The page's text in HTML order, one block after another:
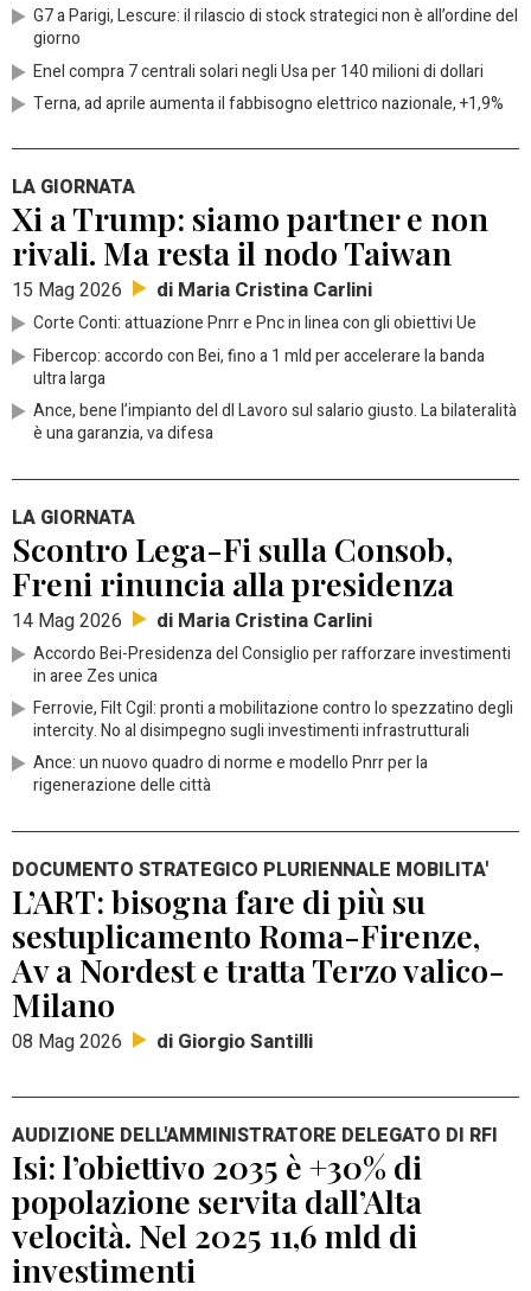
G7 a Parigi, Lescure: il rilascio di stock strategici non è all’ordine del
giorno
Enel compra 7 centrali solari negli Usa per 140 milioni di dollari
Terna, ad aprile aumenta il fabbisogno elettrico nazionale, +1,9%
LA GIORNATA
Xi a Trump: siamo partner e non
rivali. Ma resta il nodo Taiwan
15 Mag 2026 di Maria Cristina Carlini
Corte Conti: attuazione Pnrr e Pnc in linea con gli obiettivi Ue
Fibercop: accordo con Bei, fino a 1 mld per accelerare la banda
ultra larga
Ance, bene l’impianto del dl Lavoro sul salario giusto. La bilateralità
è una garanzia, va difesa
LA GIORNATA
Scontro Lega-Fi sulla Consob,
Freni rinuncia alla presidenza
14 Mag 2026 di Maria Cristina Carlini
Accordo Bei-Presidenza del Consiglio per rafforzare investimenti
in aree Zes unica
Ferrovie, Filt Cgil: pronti a mobilitazione contro lo spezzatino degli
intercity. No al disimpegno sugli investimenti infrastrutturali
Ance: un nuovo quadro di norme e modello Pnrr per la
rigenerazione delle città
DOCUMENTO STRATEGICO PLURIENNALE MOBILITA'
L’ART: bisogna fare di più su
sestuplicamento Roma-Firenze,
Av a Nordest e tratta Terzo valico-
Milano
08 Mag 2026 di Giorgio Santilli
AUDIZIONE DELL'AMMINISTRATORE DELEGATO DI RFI
Isi: l’obiettivo 2035 è +30% di
popolazione servita dall’Alta
velocità. Nel 2025 11,6 mld di
investimenti